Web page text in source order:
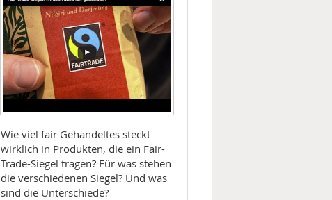
Wie viel fair Gehandeltes steckt
wirklich in Produkten, die ein Fair-
Trade-Siegel tragen? Für was stehen
die verschiedenen Siegel? Und was
sind die Unterschiede?